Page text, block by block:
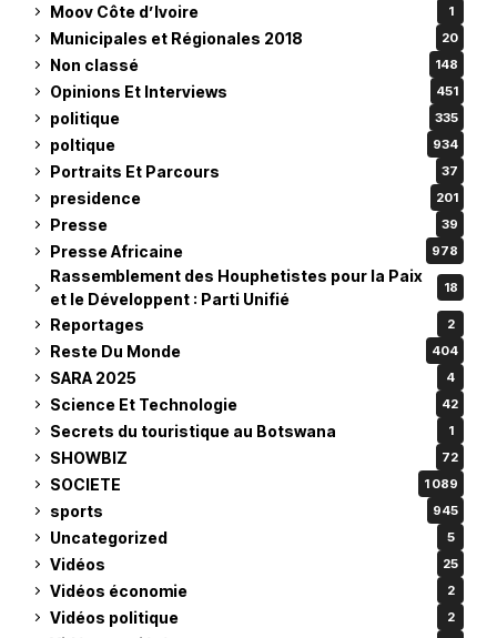
Moov Côte d’Ivoire 1
Municipales et Régionales 2018 20
Non classé 148
Opinions Et Interviews 451
politique 335
poltique 934
Portraits Et Parcours 37
presidence 201
Presse 39
Presse Africaine 978
Rassemblement des Houphetistes pour la Paix
et le Développent : Parti Unifié
18
Reportages 2
Reste Du Monde 404
SARA 2025 4
Science Et Technologie 42
Secrets du touristique au Botswana 1
SHOWBIZ 72
SOCIETE 1 089
sports 945
Uncategorized 5
Vidéos 25
Vidéos économie 2
Vidéos politique 2